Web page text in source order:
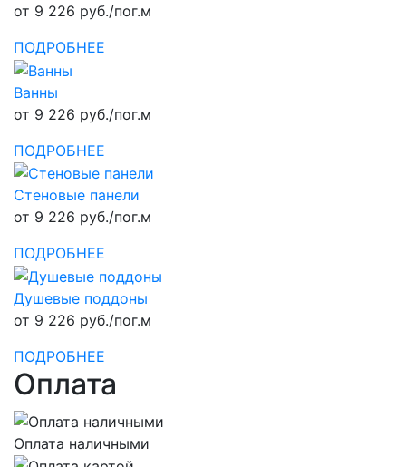
от 9 226 руб./пог.м
ПОДРОБНЕЕ
Ванны
от 9 226 руб./пог.м
ПОДРОБНЕЕ
Стеновые панели
от 9 226 руб./пог.м
ПОДРОБНЕЕ
Душевые поддоны
от 9 226 руб./пог.м
ПОДРОБНЕЕ
Оплата
Оплата наличными